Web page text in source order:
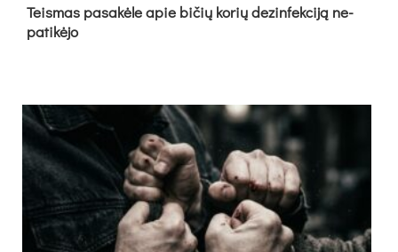
Teis­mas pa­sa­kė­le apie bi­čių ko­rių de­zin­fek­ci­ją ne­
pa­ti­kė­jo